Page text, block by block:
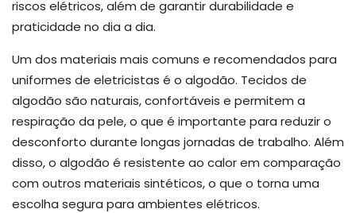
riscos elétricos, além de garantir durabilidade e
praticidade no dia a dia.
Um dos materiais mais comuns e recomendados para
uniformes de eletricistas é o algodão. Tecidos de
algodão são naturais, confortáveis e permitem a
respiração da pele, o que é importante para reduzir o
desconforto durante longas jornadas de trabalho. Além
disso, o algodão é resistente ao calor em comparação
com outros materiais sintéticos, o que o torna uma
escolha segura para ambientes elétricos.